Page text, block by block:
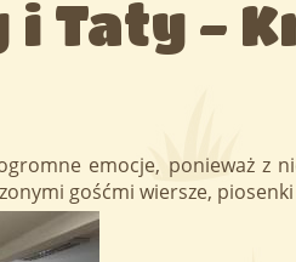
i Taty -
emocje, ponieważ z
gośćmi wiersze,